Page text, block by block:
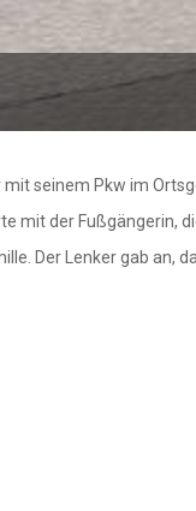
seinem Pkw im
mit der
Der Lenker gab an,